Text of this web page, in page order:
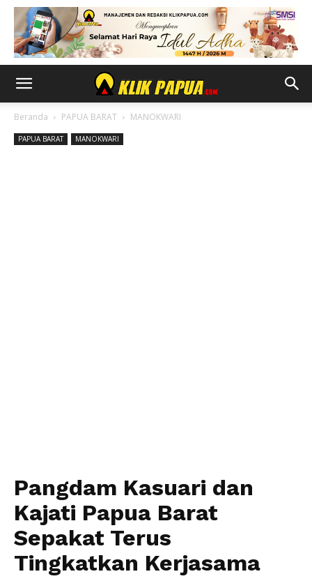
Beranda PAPUA BARAT MANOKWARI
PAPUA BARAT MANOKWARI
Pangdam Kasuari dan
Kajati Papua Barat
Sepakat Terus
Tingkatkan Kerjasama